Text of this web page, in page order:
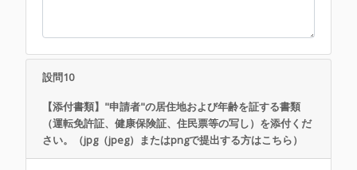
設問10
【添付書類】"申請者"の居住地および年齢を証する書類
（運転免許証、健康保険証、住民票等の写し）を添付くだ
さい。（jpg（jpeg）またはpngで提出する方はこちら）